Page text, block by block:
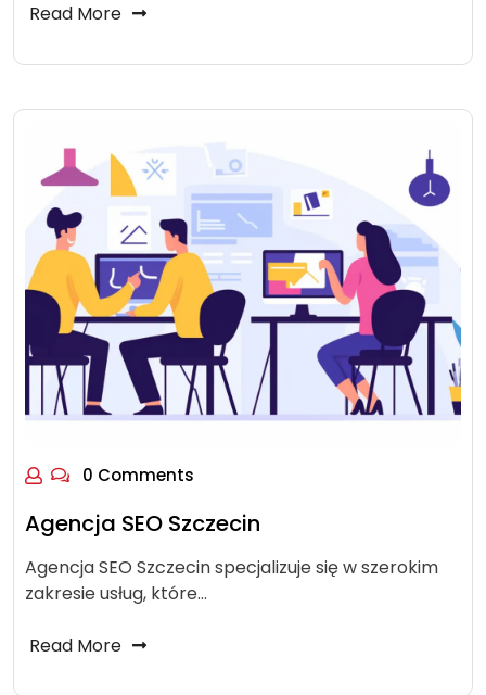
Read More
0 Comments
Agencja SEO Szczecin
Agencja SEO Szczecin specjalizuje się w szerokim
zakresie usług, które…
Read More